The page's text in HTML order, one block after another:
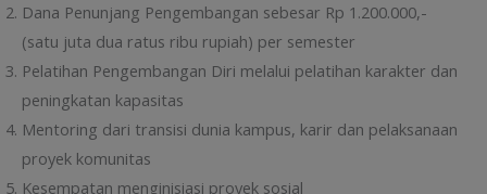
Dana Penunjang Pengembangan sebesar Rp 1.200.000,-
(satu juta dua ratus ribu rupiah) per semester
Pelatihan Pengembangan Diri melalui pelatihan karakter dan
peningkatan kapasitas
Mentoring dari transisi dunia kampus, karir dan pelaksanaan
proyek komunitas
Kesempatan menginisiasi proyek sosial